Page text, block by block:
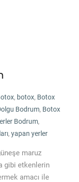
, botox, Botox
Bodrum, Botox
Bodrum,
, yapan yerler
maruz
gibi etkenlerin
amacı ile